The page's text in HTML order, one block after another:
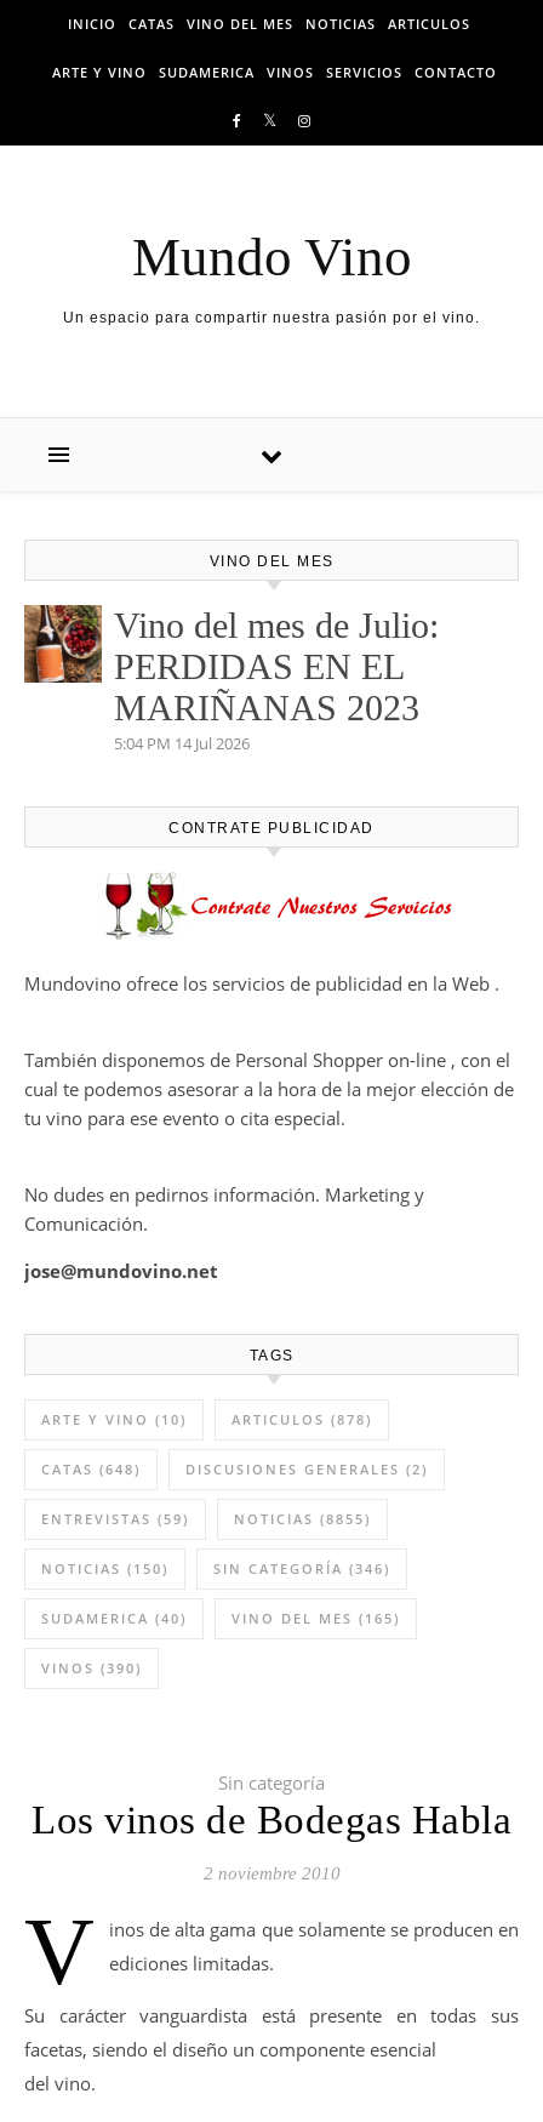
Skip to content
INICIO CATAS VINO DEL MES NOTICIAS ARTICULOS
ARTE Y VINO SUDAMERICA VINOS SERVICIOS CONTACTO
Mundo Vino
Un espacio para compartir nuestra pasión por el vino.
VINO DEL MES
Vino del mes de Julio:
PERDIDAS EN EL
MARIÑANAS 2023
5:04 PM 14 Jul 2026
CONTRATE PUBLICIDAD
Mundovino ofrece los servicios de publicidad en la Web .
También disponemos de Personal Shopper on-line , con el
cual te podemos asesorar a la hora de la mejor elección de
tu vino para ese evento o cita especial.
No dudes en pedirnos información. Marketing y
Comunicación.
jose@mundovino.net
TAGS
ARTE Y VINO (10) ARTICULOS (878)
CATAS (648) DISCUSIONES GENERALES (2)
ENTREVISTAS (59) NOTICIAS (8855)
NOTICIAS (150) SIN CATEGORÍA (346)
SUDAMERICA (40) VINO DEL MES (165)
VINOS (390)
Sin categoría
Los vinos de Bodegas Habla
2 noviembre 2010
V
inos de alta gama que solamente se producen en
ediciones limitadas.
Su carácter vanguardista está presente en todas sus
facetas, siendo el diseño un componente esencial
del vino.